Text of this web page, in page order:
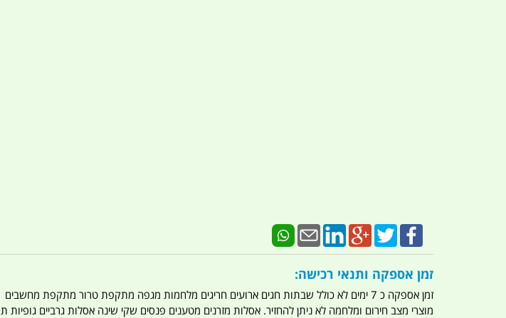
זמן אספקה ותנאי רכישה:
זמן אספקה כ 7 ימים לא כולל שבתות חגים ארועים חריגים מלחמות מגפה מתקפת טרור מתקפת מחשבים
מוצרי מצב חירום ומלחמה לא ניתן להחזיר. אסלות מזרנים מטענים פנסים שקי שינה אסלות גרביים